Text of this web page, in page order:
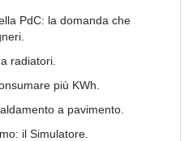
PdC: la domanda che
radiatori.
più KWh.
a pavimento.
il Simulatore.